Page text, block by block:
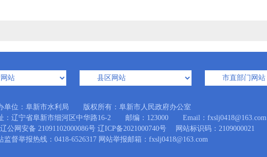
单位：阜新市水利局 版权所有：阜新市人民政府办公室
：辽宁省阜新市细河区中华路16-2 邮编：123000 Email：fxslj0418@163.com
辽公网安备 21091102000086号 辽ICP备2021000740号 网站标识码：2109000021
监督举报热线：0418-6526317 网站举报邮箱：fxslj0418@163.com